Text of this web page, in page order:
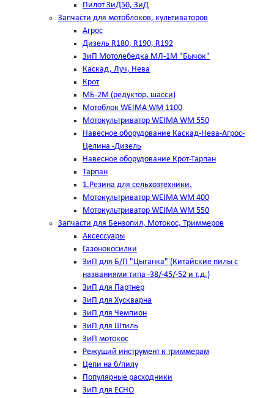
Пилот ЗиД50, ЗиД
Запчасти для мотоблоков, культиваторов
Агрос
Дизель R180, R190, R192
ЗиП Мотолебедка МЛ-1М "Бычок"
Каскад, Луч, Нева
Крот
МБ-2М (редуктор, шасси)
Мотоблок WEIMA WM 1100
Мотокультриватор WEIMA WM 550
Навесное оборудование Каскад-Нева-Агрос-
Целина -Дизель
Навесное оборудование Крот-Тарпан
Тарпан
1.Резина для сельхозтехники.
Мотокультриватор WEIMA WM 400
Мотокультриватор WEIMA WM 550
Запчасти для Бензопил, Мотокос, Триммеров
Аксессуары
Газонокосилки
ЗиП для Б/П "Цыганка" (Китайские пилы с
названиями типа -38/-45/-52 и т.д.)
ЗиП для Партнер
ЗиП для Хускварна
ЗиП для Чемпион
ЗиП для Штиль
ЗиП мотокос
Режущий инструмент к триммерам
Цепи на б/пилу
Популярные расходники
ЗиП для ЕСНО